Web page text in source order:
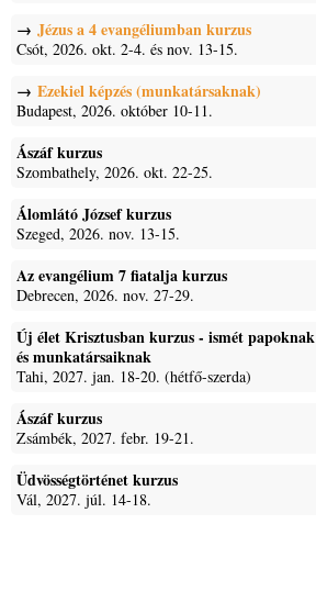
Jézus a 4 evangéliumban kurzus
Csót, 2026. okt. 2-4. és nov. 13-15.
Ezekiel képzés (munkatársaknak)
Budapest, 2026. október 10-11.
Ászáf kurzus
Szombathely, 2026. okt. 22-25.
Álomlátó József kurzus
Szeged, 2026. nov. 13-15.
Az evangélium 7 fiatalja kurzus
Debrecen, 2026. nov. 27-29.
Új élet Krisztusban kurzus - ismét papoknak
és munkatársaiknak
Tahi, 2027. jan. 18-20. (hétfő-szerda)
Ászáf kurzus
Zsámbék, 2027. febr. 19-21.
Üdvösségtörténet kurzus
Vál, 2027. júl. 14-18.